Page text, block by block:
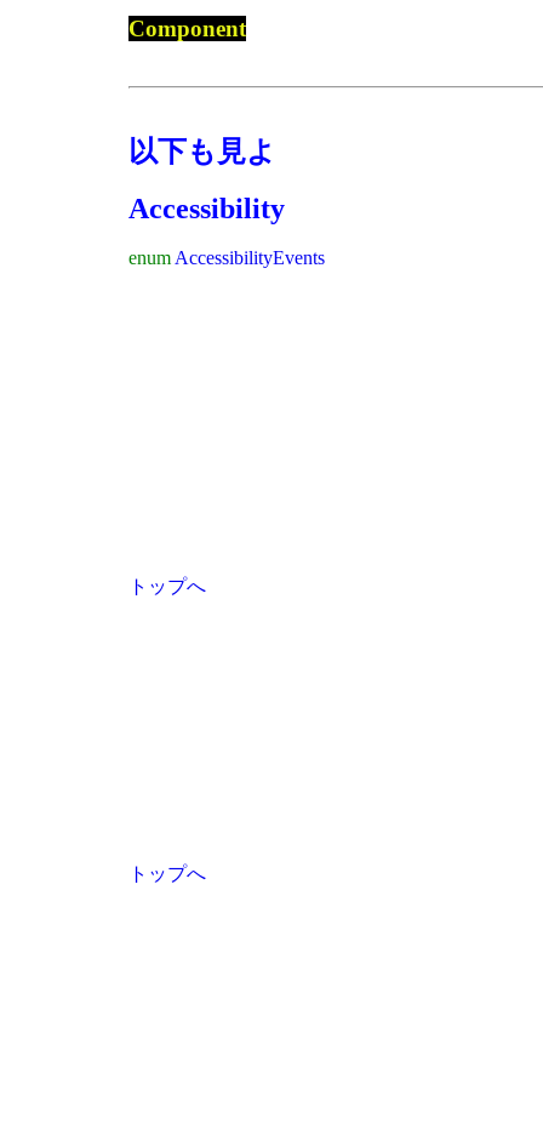
Component
以下も見よ
Accessibility
enum AccessibilityEvents
トップへ
トップへ